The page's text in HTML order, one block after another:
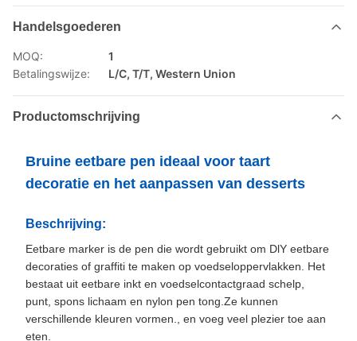
Handelsgoederen
MOQ:
1
Betalingswijze:
L/C, T/T, Western Union
Productomschrijving
Bruine eetbare pen ideaal voor taart
decoratie en het aanpassen van desserts
Beschrijving:
Eetbare marker is de pen die wordt gebruikt om DlY eetbare
decoraties of graffiti te maken op voedseloppervlakken. Het
bestaat uit eetbare inkt en voedselcontactgraad schelp,
punt, spons lichaam en nylon pen tong.Ze kunnen
verschillende kleuren vormen., en voeg veel plezier toe aan
eten.